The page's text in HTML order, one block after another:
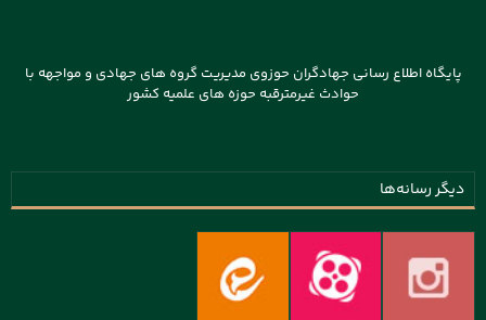
پایگاه اطلاع رسانی جهادگران حوزوی مدیریت گروه های جهادی و مواجهه با
حوادث غیرمترقبه حوزه های علمیه کشور
دیگر رسانه‌ها